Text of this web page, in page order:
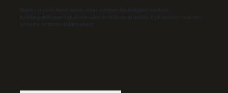
Hukuka ve yasal düzenlemelere aykırı olduğunu düşündüğünüz içerikleri,
backlinkpanelicomtr@gmail.com adresine bildirmeniz halinde, ilgili içerikler yasal süre
içerisinde sitemizden kaldırılacaktır.